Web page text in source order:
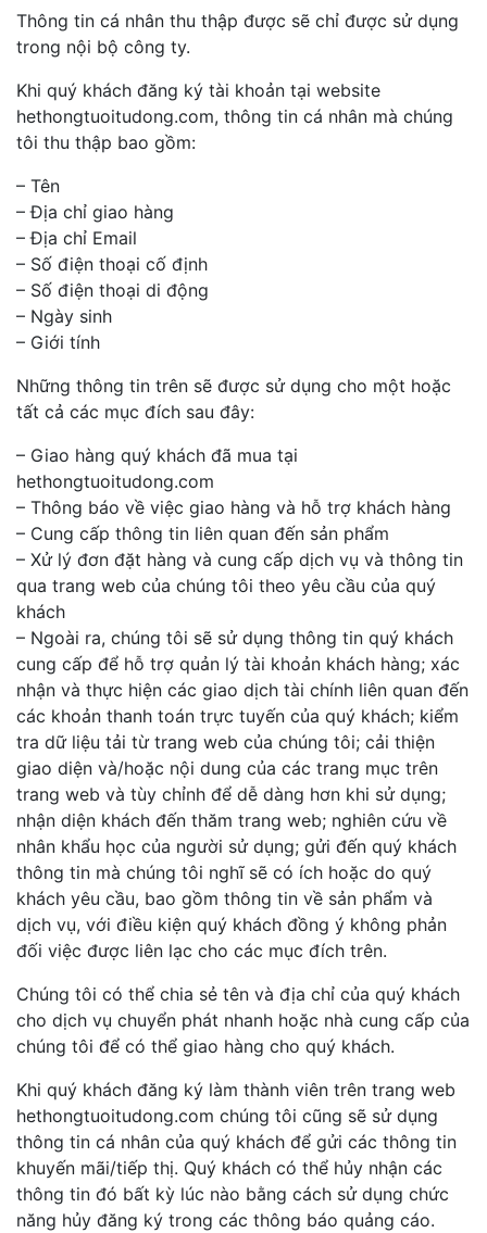
Thông tin cá nhân thu thập được sẽ chỉ được sử dụng
trong nội bộ công ty.
Khi quý khách đăng ký tài khoản tại website
hethongtuoitudong.com, thông tin cá nhân mà chúng
tôi thu thập bao gồm:
– Tên
– Địa chỉ giao hàng
– Địa chỉ Email
– Số điện thoại cố định
– Số điện thoại di động
– Ngày sinh
– Giới tính
Những thông tin trên sẽ được sử dụng cho một hoặc
tất cả các mục đích sau đây:
– Giao hàng quý khách đã mua tại
hethongtuoitudong.com
– Thông báo về việc giao hàng và hỗ trợ khách hàng
– Cung cấp thông tin liên quan đến sản phẩm
– Xử lý đơn đặt hàng và cung cấp dịch vụ và thông tin
qua trang web của chúng tôi theo yêu cầu của quý
khách
– Ngoài ra, chúng tôi sẽ sử dụng thông tin quý khách
cung cấp để hỗ trợ quản lý tài khoản khách hàng; xác
nhận và thực hiện các giao dịch tài chính liên quan đến
các khoản thanh toán trực tuyến của quý khách; kiểm
tra dữ liệu tải từ trang web của chúng tôi; cải thiện
giao diện và/hoặc nội dung của các trang mục trên
trang web và tùy chỉnh để dễ dàng hơn khi sử dụng;
nhận diện khách đến thăm trang web; nghiên cứu về
nhân khẩu học của người sử dụng; gửi đến quý khách
thông tin mà chúng tôi nghĩ sẽ có ích hoặc do quý
khách yêu cầu, bao gồm thông tin về sản phẩm và
dịch vụ, với điều kiện quý khách đồng ý không phản
đối việc được liên lạc cho các mục đích trên.
Chúng tôi có thể chia sẻ tên và địa chỉ của quý khách
cho dịch vụ chuyển phát nhanh hoặc nhà cung cấp của
chúng tôi để có thể giao hàng cho quý khách.
Khi quý khách đăng ký làm thành viên trên trang web
hethongtuoitudong.com chúng tôi cũng sẽ sử dụng
thông tin cá nhân của quý khách để gửi các thông tin
khuyến mãi/tiếp thị. Quý khách có thể hủy nhận các
thông tin đó bất kỳ lúc nào bằng cách sử dụng chức
năng hủy đăng ký trong các thông báo quảng cáo.